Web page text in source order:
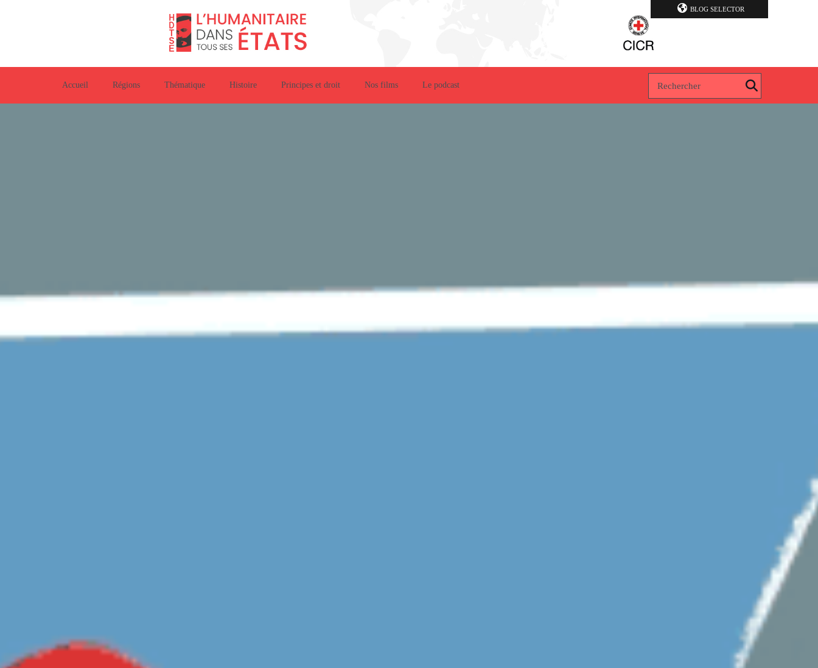
BLOG SELECTOR
Accueil Régions Thématique Histoire Principes et droit Nos films Le podcast